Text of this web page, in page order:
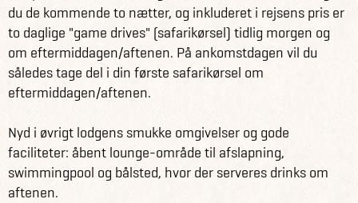
du de kommende to nætter, og inkluderet i rejsens pris er
to daglige "game drives" (safarikørsel) tidlig morgen og
om eftermiddagen/aftenen. På ankomstdagen vil du
således tage del i din første safarikørsel om
eftermiddagen/aftenen.
Nyd i øvrigt lodgens smukke omgivelser og gode
faciliteter: åbent lounge-område til afslapning,
swimmingpool og bålsted, hvor der serveres drinks om
aftenen.